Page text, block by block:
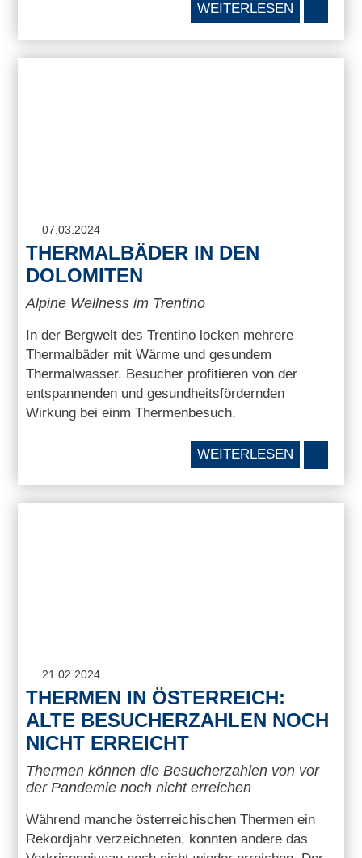
WEITERLESEN
07.03.2024
THERMALBÄDER IN DEN
DOLOMITEN
Alpine Wellness im Trentino
In der Bergwelt des Trentino locken mehrere
Thermalbäder mit Wärme und gesundem
Thermalwasser. Besucher profitieren von der
entspannenden und gesundheitsfördernden
Wirkung bei einm Thermenbesuch.
WEITERLESEN
21.02.2024
THERMEN IN ÖSTERREICH:
ALTE BESUCHERZAHLEN NOCH
NICHT ERREICHT
Thermen können die Besucherzahlen von vor
der Pandemie noch nicht erreichen
Während manche österreichischen Thermen ein
Rekordjahr verzeichneten, konnten andere das